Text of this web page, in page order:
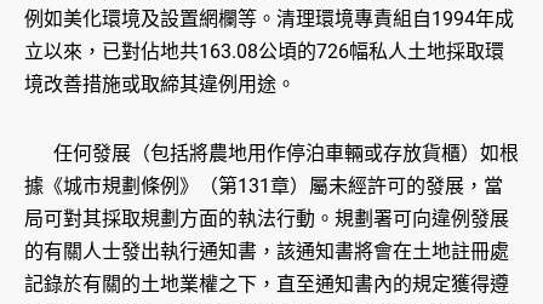
例如美化環境及設置網欄等。清理環境專責組自1994年成
立以來，已對佔地共163.08公頃的726幅私人土地採取環
境改善措施或取締其違例用途。
任何發展（包括將農地用作停泊車輛或存放貨櫃）如根
據《城市規劃條例》（第131章）屬未經許可的發展，當
局可對其採取規劃方面的執法行動。規劃署可向違例發展
的有關人士發出執行通知書，該通知書將會在土地註冊處
記錄於有關的土地業權之下，直至通知書內的規定獲得遵